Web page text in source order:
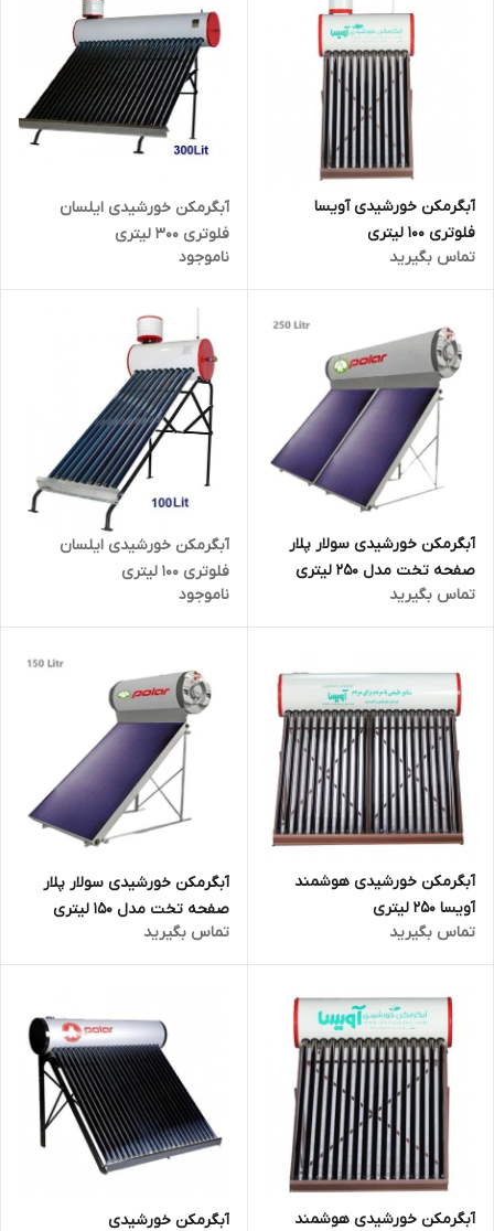
آبگرمکن خورشیدی آویسا
فلوتری 100 لیتری
تماس بگیرید
آبگرمکن خورشیدی ایلسان
فلوتری 300 لیتری
ناموجود
آبگرمکن خورشیدی سولار پلار
صفحه تخت مدل 250 لیتری
تماس بگیرید
آبگرمکن خورشیدی ایلسان
فلوتری 100 لیتری
ناموجود
آبگرمکن خورشیدی هوشمند
آویسا 250 لیتری
تماس بگیرید
آبگرمکن خورشیدی سولار پلار
صفحه تخت مدل 150 لیتری
تماس بگیرید
آبگرمکن خورشیدی هوشمند
آبگرمکن خورشیدی